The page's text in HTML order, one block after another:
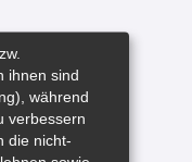
ihnen sind
während
verbessern
die nicht-